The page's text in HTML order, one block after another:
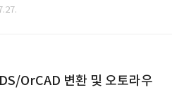
OrCAD 변환 및 오토라우